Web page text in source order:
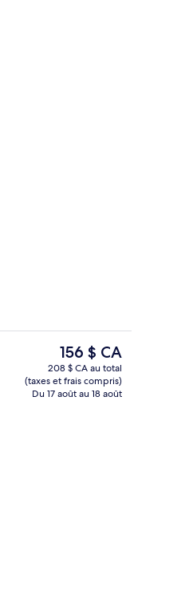
| Douche, douche cascade,
Couloir
Le
prix
actuel
est
156 $ CA
208 $ CA au total
(taxes et frais compris)
Du 17 août au 18 août